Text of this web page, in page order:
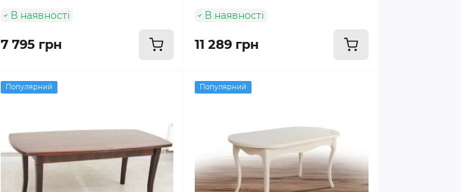
В наявності
7 795 грн
В наявності
11 289 грн
Популярний Популярний